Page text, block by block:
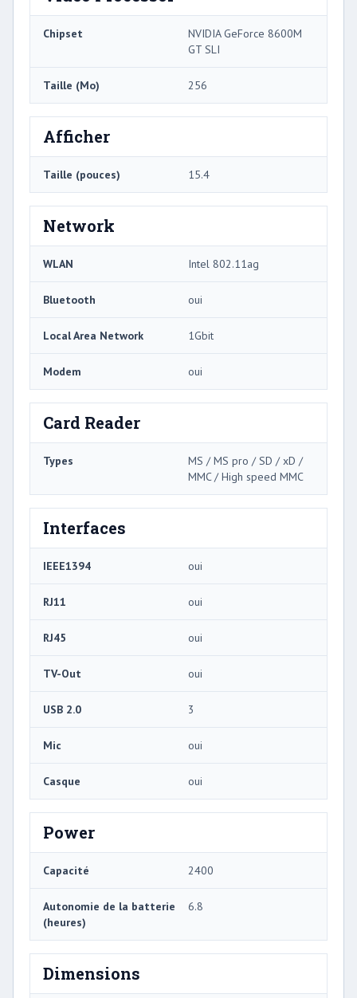
Chipset
NVIDIA GeForce 8600M
GT SLI
Taille (Mo) 256
Afficher
Taille (pouces) 15.4
Network
WLAN Intel 802.11ag
Bluetooth oui
Local Area Network 1Gbit
Modem oui
Card Reader
Types
MS / MS pro / SD / xD /
MMC / High speed MMC
Interfaces
IEEE1394 oui
RJ11 oui
RJ45 oui
TV-Out oui
USB 2.0 3
Mic oui
Casque oui
Power
Capacité 2400
Autonomie de la batterie
(heures)
6.8
Dimensions